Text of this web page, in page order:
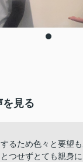
見る
るため色々と要望
つせずとても親身